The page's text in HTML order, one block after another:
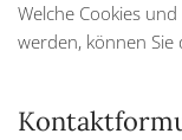
Welche Cookies
werden, können